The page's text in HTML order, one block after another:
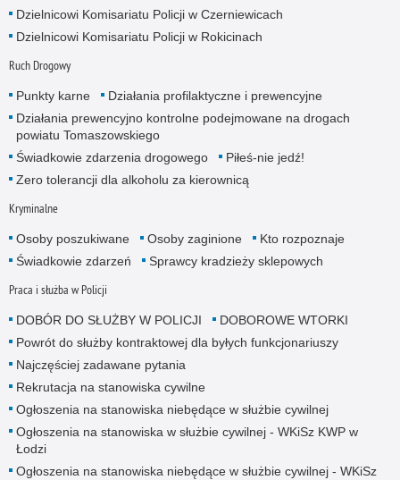
Dzielnicowi Komisariatu Policji w Czerniewicach
Dzielnicowi Komisariatu Policji w Rokicinach
Ruch Drogowy
Punkty karne
Działania profilaktyczne i prewencyjne
Działania prewencyjno kontrolne podejmowane na drogach
powiatu Tomaszowskiego
Świadkowie zdarzenia drogowego
Piłeś-nie jedź!
Zero tolerancji dla alkoholu za kierownicą
Kryminalne
Osoby poszukiwane Osoby zaginione
Kto rozpoznaje
Świadkowie zdarzeń
Sprawcy kradzieży sklepowych
Praca i służba w Policji
DOBÓR DO SŁUŻBY W POLICJI
DOBOROWE WTORKI
Powrót do służby kontraktowej dla byłych funkcjonariuszy
Najczęściej zadawane pytania
Rekrutacja na stanowiska cywilne
Ogłoszenia na stanowiska niebędące w służbie cywilnej
Ogłoszenia na stanowiska w służbie cywilnej - WKiSz KWP w
Łodzi
Ogłoszenia na stanowiska niebędące w służbie cywilnej - WKiSz